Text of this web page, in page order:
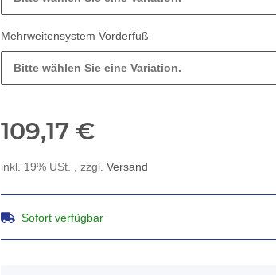
Mehrweitensystem Vorderfuß
Bitte wählen Sie eine Variation.
109,17 €
inkl. 19% USt. , zzgl. Versand
Sofort verfügbar